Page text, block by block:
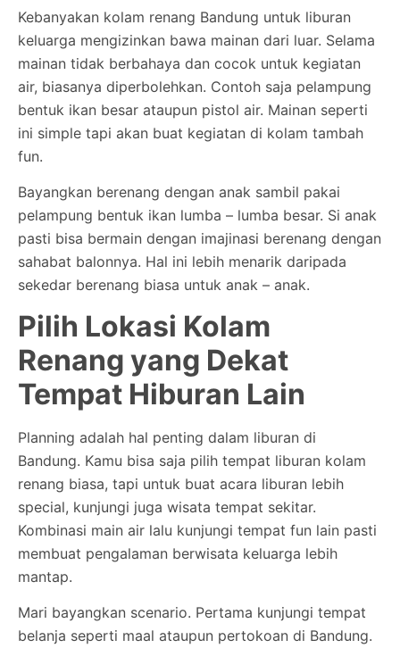
Kebanyakan kolam renang Bandung untuk liburan
keluarga mengizinkan bawa mainan dari luar. Selama
mainan tidak berbahaya dan cocok untuk kegiatan
air, biasanya diperbolehkan. Contoh saja pelampung
bentuk ikan besar ataupun pistol air. Mainan seperti
ini simple tapi akan buat kegiatan di kolam tambah
fun.
Bayangkan berenang dengan anak sambil pakai
pelampung bentuk ikan lumba – lumba besar. Si anak
pasti bisa bermain dengan imajinasi berenang dengan
sahabat balonnya. Hal ini lebih menarik daripada
sekedar berenang biasa untuk anak – anak.
Pilih Lokasi Kolam
Renang yang Dekat
Tempat Hiburan Lain
Planning adalah hal penting dalam liburan di
Bandung. Kamu bisa saja pilih tempat liburan kolam
renang biasa, tapi untuk buat acara liburan lebih
special, kunjungi juga wisata tempat sekitar.
Kombinasi main air lalu kunjungi tempat fun lain pasti
membuat pengalaman berwisata keluarga lebih
mantap.
Mari bayangkan scenario. Pertama kunjungi tempat
belanja seperti maal ataupun pertokoan di Bandung.